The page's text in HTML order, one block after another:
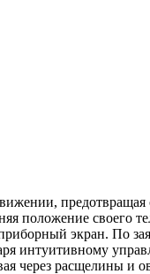
положение своего
экран. По
интуитивному
через расщелины